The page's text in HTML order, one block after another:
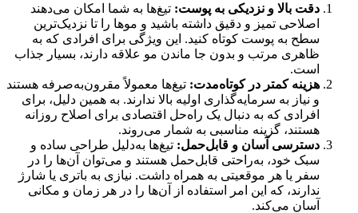
دقت بالا و نزدیکی به پوست: تیغ‌ها به شما امکان می‌دهند
اصلاحی تمیز و دقیق داشته باشید و موها را تا نزدیک‌ترین
سطح به پوست کوتاه کنید. این ویژگی برای افرادی که به
ظاهری مرتب و بدون جا ماندن مو علاقه دارند، بسیار جذاب
است.
هزینه کمتر در کوتاه‌مدت: تیغ‌ها معمولاً مقرون‌به‌صرفه هستند
و نیاز به سرمایه‌گذاری اولیه بالا ندارند. به همین دلیل، برای
افرادی که به دنبال یک راه‌حل اقتصادی برای اصلاح روزانه
هستند، گزینه مناسبی به شمار می‌روند.
دسترسی آسان و قابل‌حمل: تیغ‌ها به‌دلیل طراحی ساده و
سبک خود، به‌راحتی قابل‌حمل هستند و می‌توان آن‌ها را در
سفر یا هر موقعیتی به همراه داشت. نیازی به باتری یا شارژ
ندارند، که این امر استفاده از آن‌ها را در هر زمان و مکانی
آسان می‌کند.